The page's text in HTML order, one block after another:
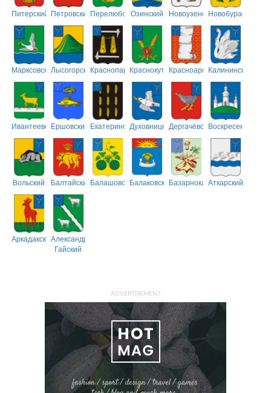
Питерский ПетровскийПерелюбскийОзинский НовоузенскийНовобурасский
МарксовскийЛысогорскийКраснопартизанский
КраснокутскийКрасноармейский
Калининский
ИвантеевскийЕршовский ЕкатериновскийДуховницкийДергачёвскийВоскресенский
Вольский БалтайскийБалашовскийБалаковскийБазарнокарабулакский
Аткарский
АркадакскийАлександрово-
Гайский
ADVERTISEMENT